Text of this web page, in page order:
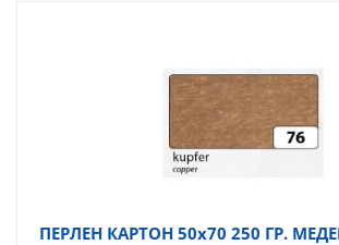
ПЕРЛЕН КАРТОН 50х70 250 ГР.